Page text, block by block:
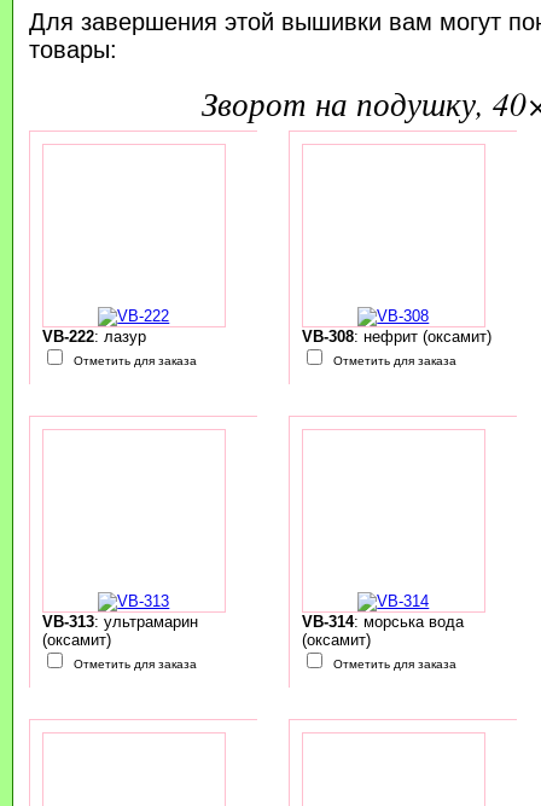
Для завершения этой вышивки вам могут
товары:
зворот на подушку,
VB-222: лазур
Отметить для заказа
VB-308: нефрит (оксамит)
Отметить для заказа
VB-313: ультрамарин
(оксамит)
Отметить для заказа
VB-314: морська вода
(оксамит)
Отметить для заказа